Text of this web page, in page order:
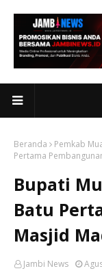
Beranda Pemkab
Pertama
Bupati
Batu
Masjid
Jambi News